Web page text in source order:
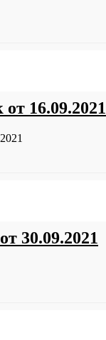
16.09.2021
30.09.2021